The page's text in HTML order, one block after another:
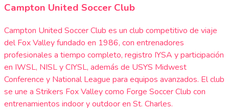
Campton United Soccer Club
Campton United Soccer Club es un club competitivo de viaje
del Fox Valley fundado en 1986, con entrenadores
profesionales a tiempo completo, registro IYSA y participación
en IWSL, NISL y CIYSL, además de USYS Midwest
Conference y National League para equipos avanzados. El club
se une a Strikers Fox Valley como Forge Soccer Club con
entrenamientos indoor y outdoor en St. Charles.